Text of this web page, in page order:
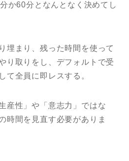
か60分となんとなく決めてし
埋まり、残った時間を使って
り取りをし、デフォルトで受
て全員に即レスする。
産性」や「意志力」ではな
時間を見直す必要がありま